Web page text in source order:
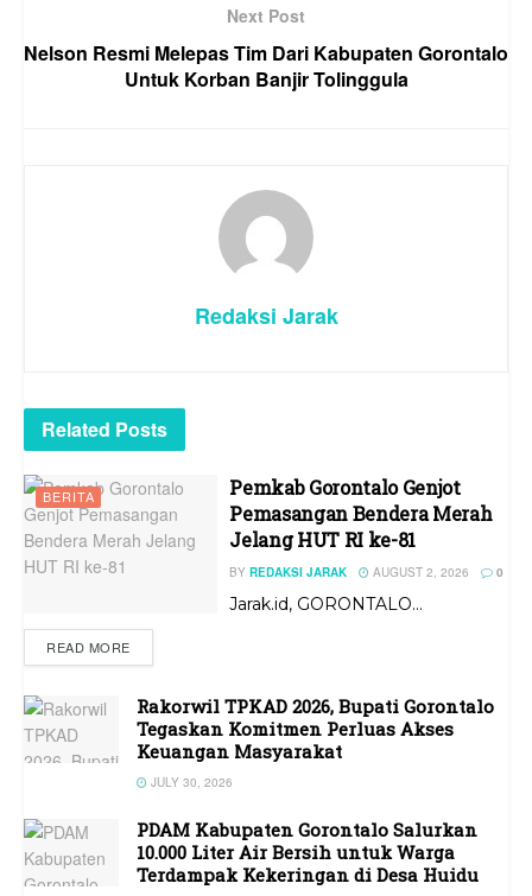
Next Post
Nelson Resmi Melepas Tim Dari Kabupaten Gorontalo
Untuk Korban Banjir Tolinggula
Redaksi Jarak
Related Posts
BERITA
Pemkab Gorontalo Genjot
Pemasangan Bendera Merah
Jelang HUT RI ke-81
BY REDAKSI JARAK AUGUST 2, 2026 0
Jarak.id, GORONTALO...
READ MORE
Rakorwil TPKAD 2026, Bupati Gorontalo
Tegaskan Komitmen Perluas Akses
Keuangan Masyarakat
JULY 30, 2026
PDAM Kabupaten Gorontalo Salurkan
10.000 Liter Air Bersih untuk Warga
Terdampak Kekeringan di Desa Huidu